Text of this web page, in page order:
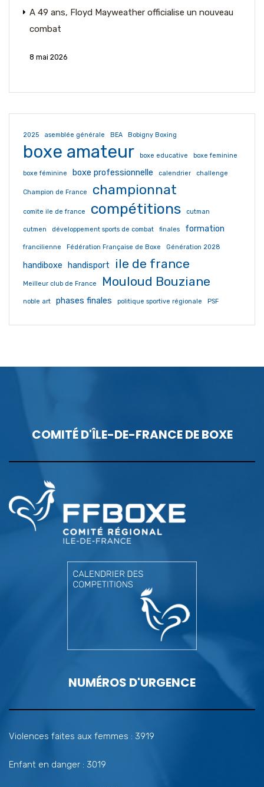
A 49 ans, Floyd Mayweather officialise un nouveau
combat
8 mai 2026
2025 asemblée générale BEA Bobigny Boxing
boxe amateur boxe educative boxe feminine
boxe féminine boxe professionnelle calendrier challenge
Champion de France championnat
comite ile de france compétitions cutman
cutmen développement sports de combat finales formation
francilienne Fédération Française de Boxe Génération 2028
handiboxe handisport ile de france
Meilleur club de France Mouloud Bouziane
noble art phases finales politique sportive régionale PSF
COMITÉ D'ÎLE-DE-FRANCE DE BOXE
NUMÉROS D'URGENCE
Violences faites aux femmes : 3919
Enfant en danger : 3019